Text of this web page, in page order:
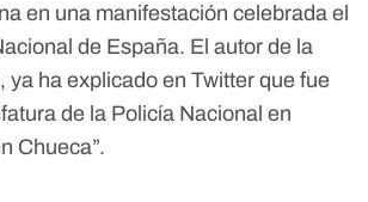
en una manifestación celebrada el
de España. El autor de la
ya ha explicado en Twitter que fue
de la Policía Nacional en
Chueca”.